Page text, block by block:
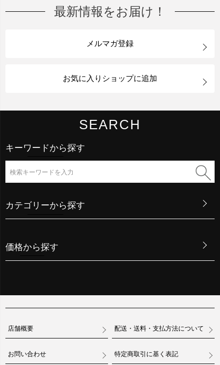
最新情報をお届け！
メルマガ登録
お気に入りショップに追加
SEARCH
キーワードから探す
カテゴリーから探す
価格から探す
店舗概要 配送・送料・支払方法について
お問い合わせ 特定商取引に基く表記